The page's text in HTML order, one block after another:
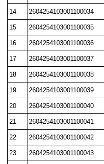
14 2604254103001100034
15 2604254103001100035
16 2604254103001100036
17 2604254103001100037
18 2604254103001100038
19 2604254103001100039
20 2604254103001100040
21 2604254103001100041
22 2604254103001100042
23 2604254103001100043